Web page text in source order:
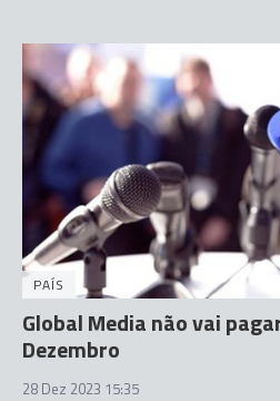
PAÍS
Global Media não vai
Dezembro
28 Dez 2023 15:35